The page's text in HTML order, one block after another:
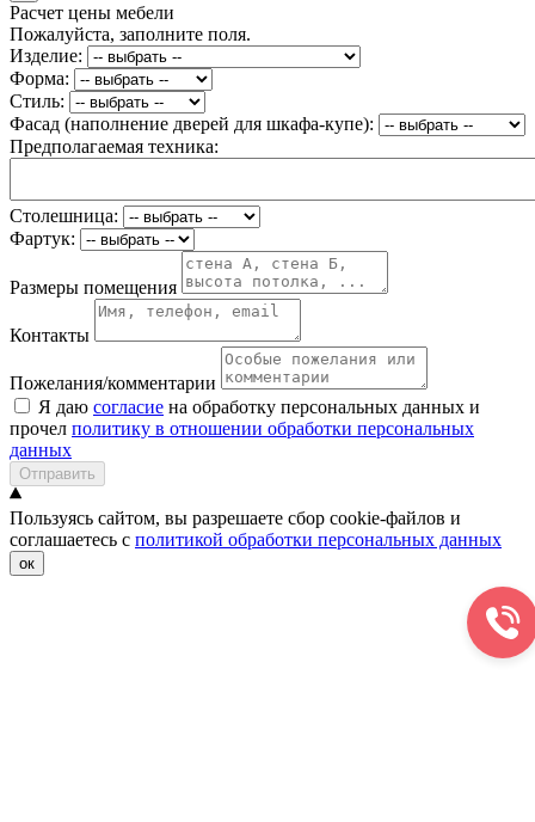
Расчет цены мебели
Пожалуйста, заполните поля.
Изделие:
Форма:
Стиль:
Фасад (наполнение дверей для шкафа-купе):
Предполагаемая техника:
Столешница:
Фартук:
Размеры помещения
Контакты
Пожелания/комментарии
Я даю согласие на обработку персональных данных и
прочел политику в отношении обработки персональных
данных
Отправить
Пользуясь сайтом, вы разрешаете сбор cookie-файлов и
соглашаетесь с политикой обработки персональных данных
ок